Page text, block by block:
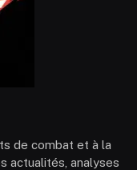
de combat et à la
actualités, analyses